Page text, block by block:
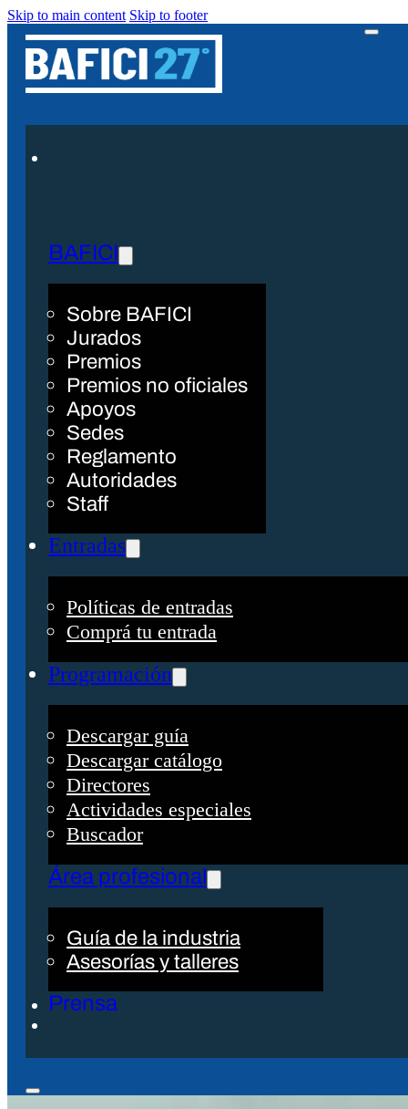
Skip to main content Skip to footer
BAFICI
Sobre BAFICI
Jurados
Premios
Premios no oficiales
Apoyos
Sedes
Reglamento
Autoridades
Staff
Entradas
Políticas de entradas
Comprá tu entrada
Programación
Descargar guía
Descargar catálogo
Directores
Actividades especiales
Buscador
Área profesional
Guía de la industria
Asesorías y talleres
Prensa